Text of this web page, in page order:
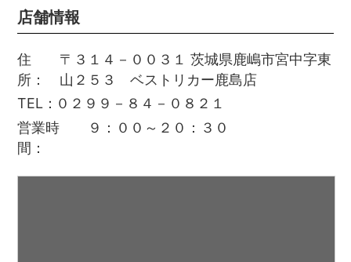
店舗情報
住
所
〒３１４－００３１ 茨城県鹿嶋市宮中字東
山２５３ ベストリカー鹿島店
TEL
０２９９－８４－０８２１
営業時
間
９：００～２０：３０